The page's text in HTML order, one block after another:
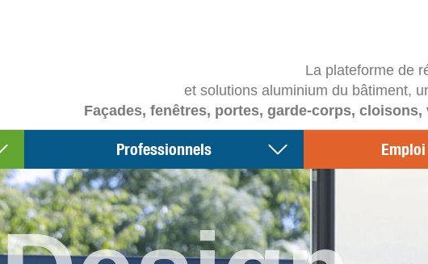
La plateforme de
et solutions aluminium du bâtiment,
Façades, fenêtres, portes, garde-corps, cloisons,
Professionnels